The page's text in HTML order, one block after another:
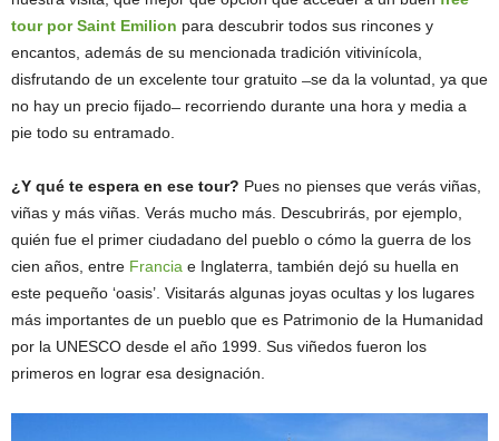
tour por Saint Emilion para descubrir todos sus rincones y
encantos, además de su mencionada tradición vitivinícola,
disfrutando de un excelente tour gratuito ̶ se da la voluntad, ya que
no hay un precio fijado ̶ recorriendo durante una hora y media a
pie todo su entramado.
¿Y qué te espera en ese tour? Pues no pienses que verás viñas,
viñas y más viñas. Verás mucho más. Descubrirás, por ejemplo,
quién fue el primer ciudadano del pueblo o cómo la guerra de los
cien años, entre Francia e Inglaterra, también dejó su huella en
este pequeño ‘oasis’. Visitarás algunas joyas ocultas y los lugares
más importantes de un pueblo que es Patrimonio de la Humanidad
por la UNESCO desde el año 1999. Sus viñedos fueron los
primeros en lograr esa designación.